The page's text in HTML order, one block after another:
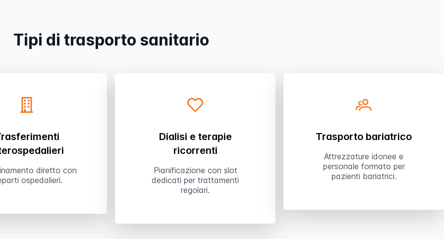
Tipi di trasporto sanitario
diretto con
ospedalieri.
Dialisi e terapie
ricorrenti
Pianificazione con slot
dedicati per trattamenti
regolari.
Trasporto bariatrico
Attrezzature idonee e
personale formato per
pazienti bariatrici.